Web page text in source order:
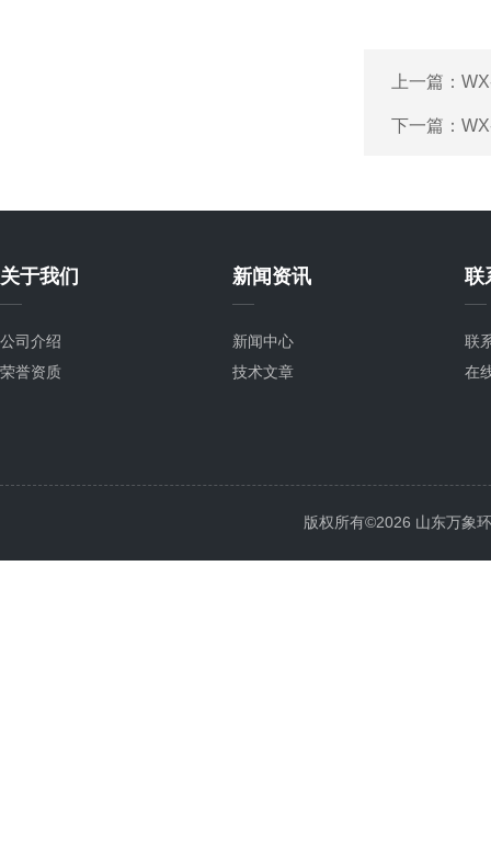
上一篇：
下一篇：
关于我们
公司介绍
荣誉资质
新闻资讯
新闻中心
技术文章
联
联
在
版权所有©2026 山东万象